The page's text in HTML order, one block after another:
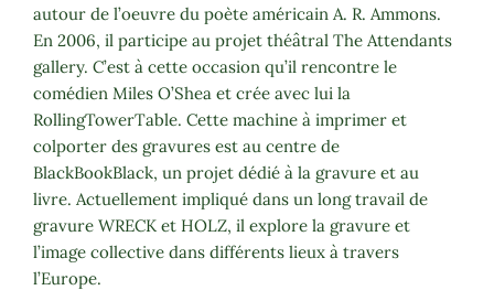
autour de l’oeuvre du poète américain A. R. Ammons.
En 2006, il participe au projet théâtral The Attendants
gallery. C’est à cette occasion qu’il rencontre le
comédien Miles O’Shea et crée avec lui la
RollingTowerTable. Cette machine à imprimer et
colporter des gravures est au centre de
BlackBookBlack, un projet dédié à la gravure et au
livre. Actuellement impliqué dans un long travail de
gravure WRECK et HOLZ, il explore la gravure et
l’image collective dans différents lieux à travers
l’Europe.